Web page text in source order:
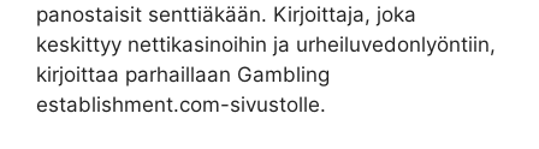
panostaisit senttiäkään. Kirjoittaja, joka
keskittyy nettikasinoihin ja urheiluvedonlyöntiin,
kirjoittaa parhaillaan Gambling
establishment.com-sivustolle.